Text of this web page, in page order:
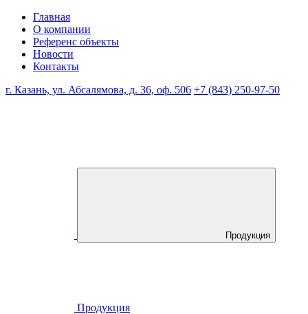
Главная
О компании
Референс объекты
Новости
Контакты
г. Казань, ул. Абсалямова, д. 36, оф. 506 +7 (843) 250-97-50
Продукция
Продукция